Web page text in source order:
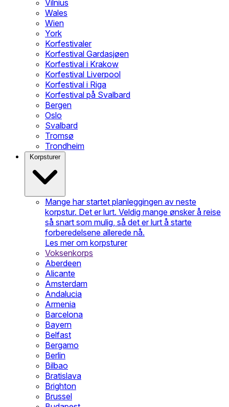
Vilnius
Wales
Wien
York
Korfestivaler
Korfestival Gardasjøen
Korfestival i Krakow
Korfestival Liverpool
Korfestival i Riga
Korfestival på Svalbard
Bergen
Oslo
Svalbard
Tromsø
Trondheim
Korpsturer
Mange har startet planleggingen av neste
korpstur. Det er lurt. Veldig mange ønsker å reise
så snart som mulig, så det er lurt å starte
forberedelsene allerede nå.
Les mer om korpsturer
Voksenkorps
Aberdeen
Alicante
Amsterdam
Andalucia
Armenia
Barcelona
Bayern
Belfast
Bergamo
Berlin
Bilbao
Bratislava
Brighton
Brussel